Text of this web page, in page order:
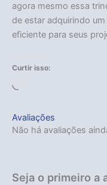
agora mesmo essa
de estar adquirindo
eficiente para seus
Curtir isso:
Avaliações
Não há avaliações
Seja o primeiro a